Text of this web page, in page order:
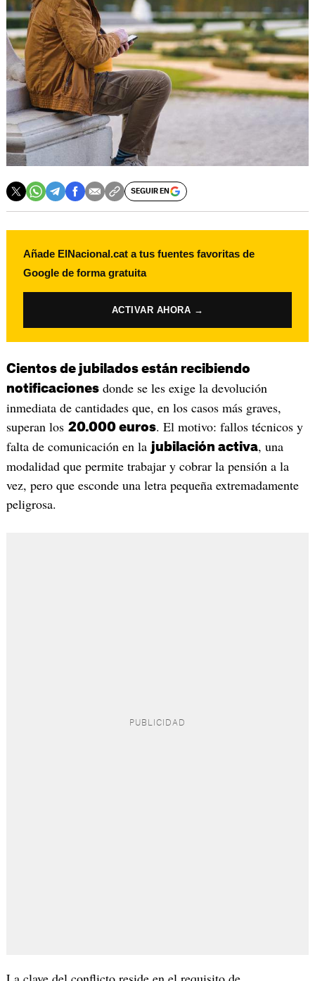
SEGUIR EN
Añade ElNacional.cat a tus fuentes favoritas de
Google de forma gratuita
ACTIVAR AHORA →
Cientos de jubilados están recibiendo
notificacionesdonde se les exige la devolución
inmediata de cantidades que, en los casos más graves,
superan los 20.000 euros. El motivo: fallos técnicos y
falta de comunicación en la jubilación activa, una
modalidad que permite trabajar y cobrar la pensión a la
vez, pero que esconde una letra pequeña extremadamente
peligrosa.